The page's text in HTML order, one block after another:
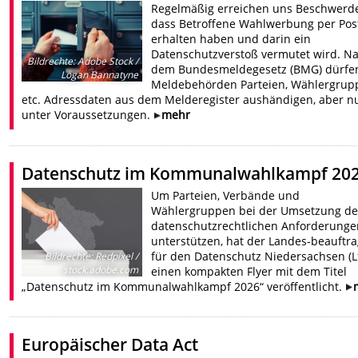
Bildrechte:Adobe Stock /
Logan Bannatyne
Regelmäßig erreichen uns
dass Betroffene Wahlwerbung per
erhalten haben und darin ein
Datenschutzverstoß vermutet wird.
dem Bundesmeldegesetz (BMG)
Meldebehörden Parteien,
etc. Adressdaten aus dem Melderegister aushändigen, aber
unter Voraussetzungen.
mehr
Datenschutz im Kommunalwahlkampf
Bildrechte:Redpixel /
stock.adobe.com
Um Parteien, Verbände und
Wählergruppen bei der Umsetzung
datenschutzrechtlichen
unterstützen, hat der Landes-
für den Datenschutz Niedersachsen
einen kompakten Flyer mit dem Titel
„Datenschutz im Kommunalwahlkampf 2026“ veröffentlicht.
Europäischer Data Act